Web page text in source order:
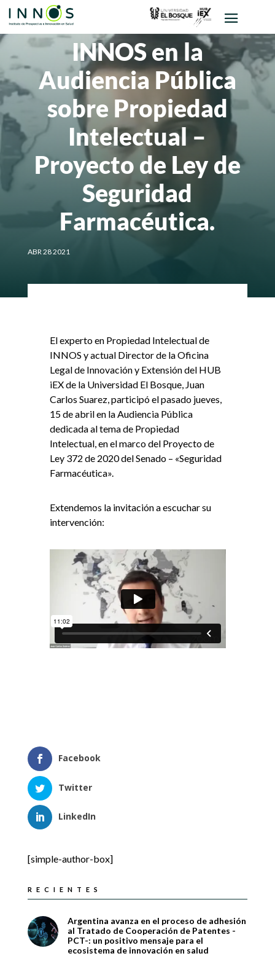
INNOS en la
Audiencia Pública
sobre Propiedad
Intelectual –
Proyecto de Ley de
Seguridad
Farmacéutica.
ABR 28 2021
El experto en Propiedad Intelectual de
INNOS y actual Director de la Oficina
Legal de Innovación y Extensión del HUB
iEX de la Universidad El Bosque, Juan
Carlos Suarez, participó el pasado jueves,
15 de abril en la Audiencia Pública
dedicada al tema de Propiedad
Intelectual, en el marco del Proyecto de
Ley 372 de 2020 del Senado – «Seguridad
Farmacéutica».
Extendemos la invitación a escuchar su
intervención:
Facebook
Twitter
LinkedIn
[simple-author-box]
RECIENTES
Argentina avanza en el proceso de adhesión
al Tratado de Cooperación de Patentes -
PCT-: un positivo mensaje para el
ecosistema de innovación en salud